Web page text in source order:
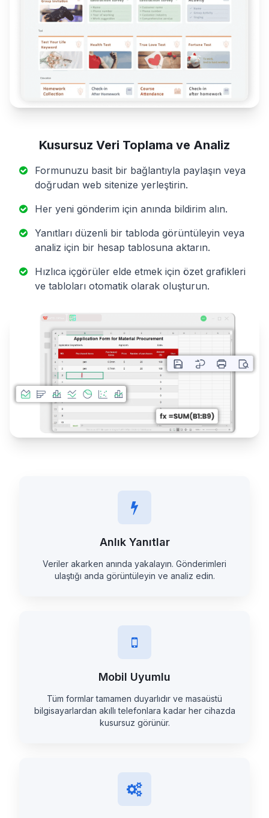
Kusursuz Veri Toplama ve Analiz
Formunuzu basit bir bağlantıyla paylaşın veya
doğrudan web sitenize yerleştirin.
Her yeni gönderim için anında bildirim alın.
Yanıtları düzenli bir tabloda görüntüleyin veya
analiz için bir hesap tablosuna aktarın.
Hızlıca içgörüler elde etmek için özet grafikleri
ve tabloları otomatik olarak oluşturun.
Anlık Yanıtlar
Veriler akarken anında yakalayın. Gönderimleri
ulaştığı anda görüntüleyin ve analiz edin.
Mobil Uyumlu
Tüm formlar tamamen duyarlıdır ve masaüstü
bilgisayarlardan akıllı telefonlara kadar her cihazda
kusursuz görünür.